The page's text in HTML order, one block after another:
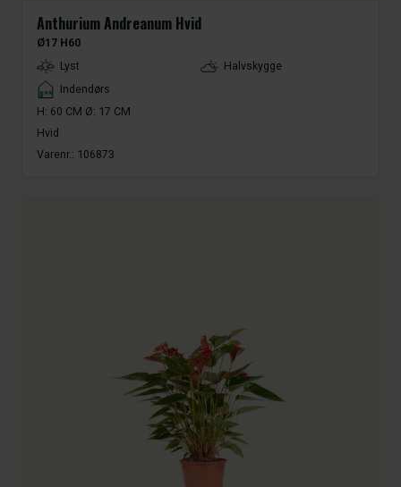
Anthurium Andreanum Hvid
Ø17 H60
LightType
Lyst
Halvskygge
Placement
Indendørs
H: 60 CM Ø: 17 CM
Hvid
Varenr.: 106873